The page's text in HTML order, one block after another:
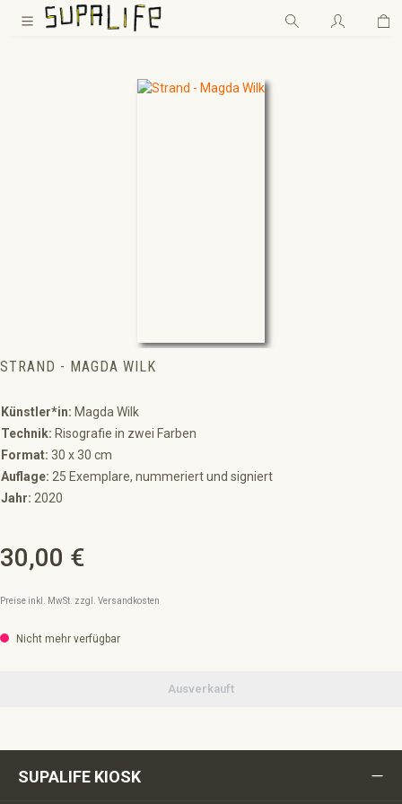
Zum Hauptinhalt springen
STRAND - MAGDA WILK
Künstler*in: Magda Wilk
Technik: Risografie in zwei Farben
Format: 30 x 30 cm
Auflage: 25 Exemplare, nummeriert und signiert
Jahr: 2020
Regulärer Preis:
30,00 €
Preise inkl. MwSt. zzgl. Versandkosten
Nicht mehr verfügbar
Ausverkauft
SUPALIFE KIOSK